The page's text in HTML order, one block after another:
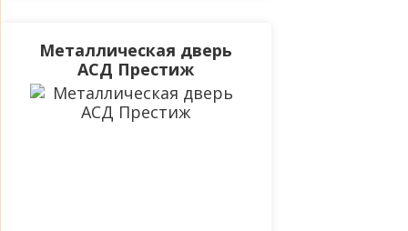
Металлическая дверь
АСД Престиж